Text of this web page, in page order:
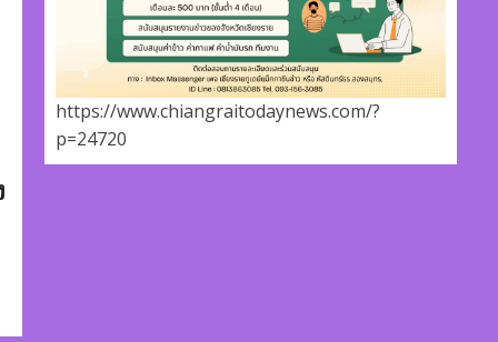
https://www.chiangraitodaynews.com/?
p=24720